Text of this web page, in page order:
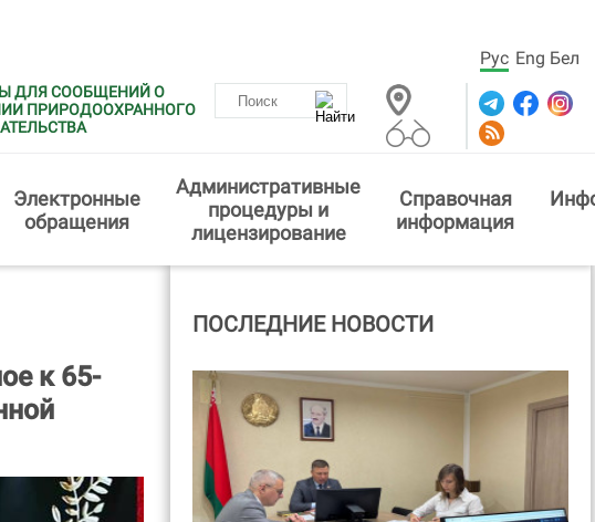
Рус Eng Бел
ДЛЯ СООБЩЕНИЙ О
ПРИРОДООХРАННОГО
Электронные
обращения
Административные
процедуры и
лицензирование
Справочная
информация
к 65-
ПОСЛЕДНИЕ НОВОСТИ